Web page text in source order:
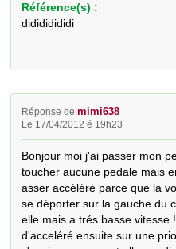
Référence(s) :
didididididi
Réponse demimi638
Le 17/04/2012 é 19h23
Bonjour moi j'ai passer mon
toucher aucune pedale mais
asser accéléré parce que la
se déporter sur la gauche du
elle mais a trés basse vitesse
d'acceléré ensuite sur une